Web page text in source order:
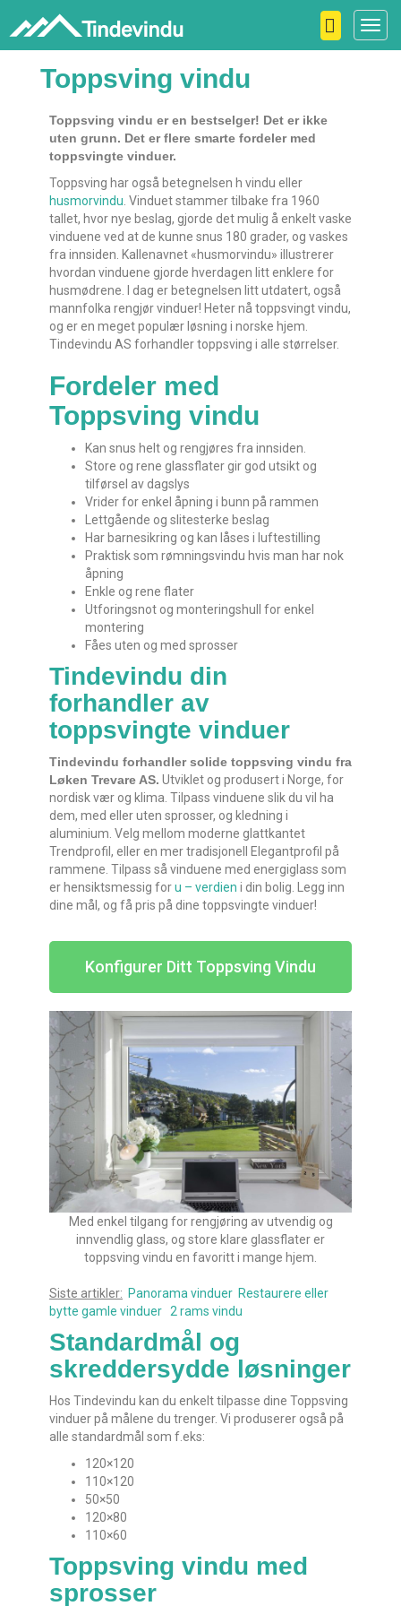
Toppsving vindu
Toppsving vindu er en bestselger! Det er ikke
uten grunn. Det er flere smarte fordeler med
toppsvingte vinduer.
Toppsving har også betegnelsen h vindu eller
husmorvindu . Vinduet stammer tilbake fra 1960
tallet, hvor nye beslag, gjorde det mulig å enkelt vaske
vinduene ved at de kunne snus 180 grader, og vaskes
fra innsiden. Kallenavnet «husmorvindu» illustrerer
hvordan vinduene gjorde hverdagen litt enklere for
husmødrene. I dag er betegnelsen litt utdatert, også
mannfolka rengjør vinduer! Heter nå toppsvingt vindu,
og er en meget populær løsning i norske hjem.
Tindevindu AS forhandler toppsving i alle størrelser.
Fordeler med
Toppsving vindu
Kan snus helt og rengjøres fra innsiden.
Store og rene glassflater gir god utsikt og
tilførsel av dagslys
Vrider for enkel åpning i bunn på rammen
Lettgående og slitesterke beslag
Har barnesikring og kan låses i luftestilling
Praktisk som rømningsvindu hvis man har nok
åpning
Enkle og rene flater
Utforingsnot og monteringshull for enkel
montering
Fåes uten og med sprosser
Tindevindu din
forhandler av
toppsvingte vinduer
Tindevindu forhandler solide toppsving vindu fra
Løken Trevare AS. Utviklet og produsert i Norge, for
nordisk vær og klima. Tilpass vinduene slik du vil ha
dem, med eller uten sprosser, og kledning i
aluminium. Velg mellom moderne glattkantet
Trendprofil, eller en mer tradisjonell Elegantprofil på
rammene. Tilpass så vinduene med energiglass som
er hensiktsmessig foru – verdien i din bolig. Legg inn
dine mål, og få pris på dine toppsvingte vinduer!
Konfigurer Ditt Toppsving Vindu
Med enkel tilgang for rengjøring av utvendig og
innvendlig glass, og store klare glassflater er
toppsving vindu en favoritt i mange hjem.
Siste artikler: Panorama vinduer Restaurere eller
bytte gamle vinduer 2 rams vindu
Standardmål og
skreddersydde løsninger
Hos Tindevindu kan du enkelt tilpasse dine Toppsving
vinduer på målene du trenger. Vi produserer også på
alle standardmål som f.eks:
120×120
110×120
50×50
120×80
110×60
Toppsving vindu med
sprosser